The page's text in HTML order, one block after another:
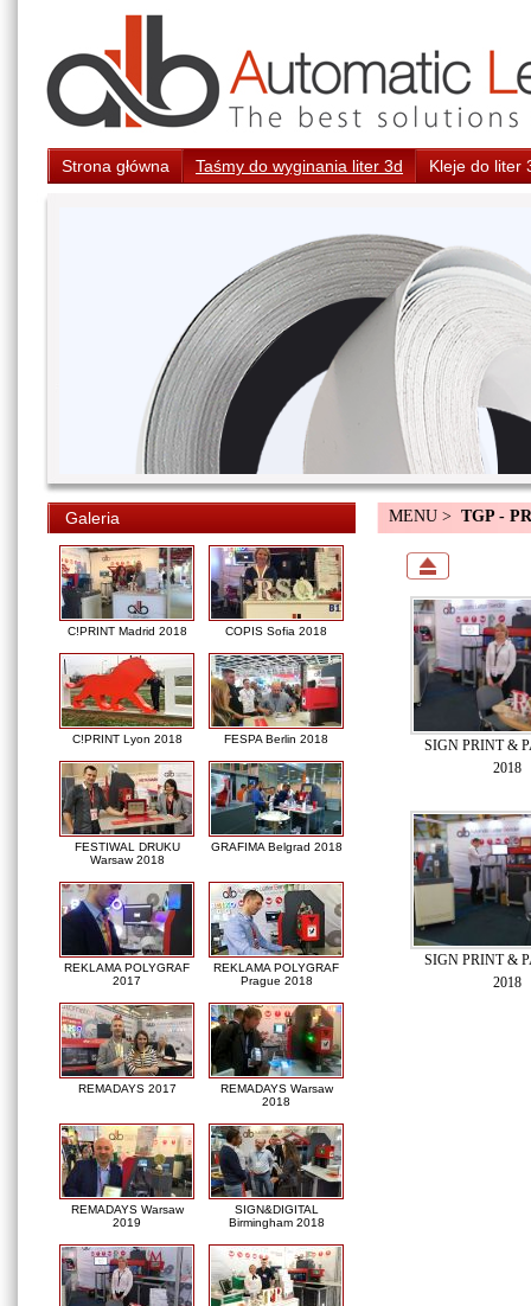
Strona główna Taśmy do wyginania liter 3d Kleje do liter
Galeria
C!PRINT Madrid 2018 COPIS Sofia 2018
C!PRINT Lyon 2018 FESPA Berlin 2018
FESTIWAL DRUKU
Warsaw 2018
GRAFIMA Belgrad 2018
REKLAMA POLYGRAF
2017
REKLAMA POLYGRAF
Prague 2018
REMADAYS 2017
REMADAYS Warsaw
2018
REMADAYS Warsaw
2019
SIGN&DIGITAL
Birmingham 2018
MENU > TGP -
SIGN PRINT &
2018
SIGN PRINT &
2018